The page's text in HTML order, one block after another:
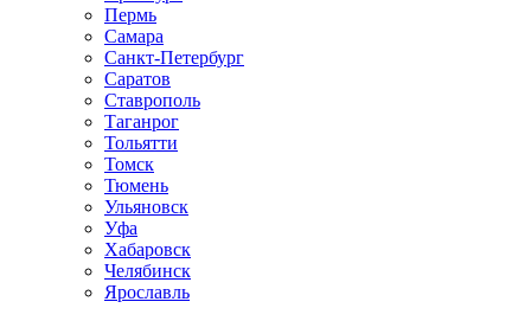
Пермь
Самара
Санкт-Петербург
Саратов
Ставрополь
Таганрог
Тольятти
Томск
Тюмень
Ульяновск
Уфа
Хабаровск
Челябинск
Ярославль